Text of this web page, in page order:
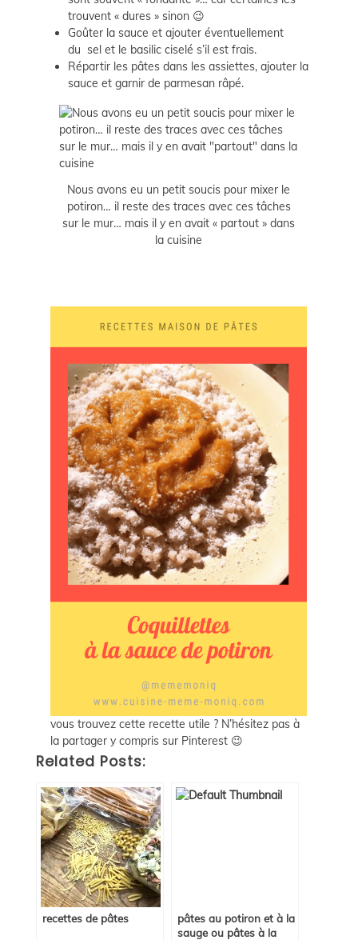
trouvent « dures » sinon 😉
Goûter la sauce et ajouter éventuellement
du sel et le basilic ciselé s’il est frais.
Répartir les pâtes dans les assiettes, ajouter la
sauce et garnir de parmesan râpé.
Nous avons eu un petit soucis pour mixer le
potiron… il reste des traces avec ces tâches
sur le mur… mais il y en avait « partout » dans
la cuisine
vous trouvez cette recette utile ? N’hésitez pas à
la partager y compris sur Pinterest 😉
Related Posts:
recettes de pâtes
pâtes au potiron et à la
sauge ou pâtes à la